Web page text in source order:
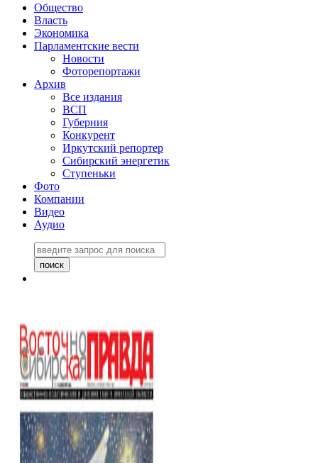
Общество
Власть
Экономика
Парламентские вести
Новости
Фоторепортажи
Архив
Все издания
ВСП
Губерния
Конкурент
Иркутский репортер
Сибирский энергетик
Ступеньки
Фото
Компании
Видео
Аудио